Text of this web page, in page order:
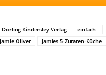
Dorling Kindersley Verlag einfach
Jamie Oliver Jamies 5-Zutaten-Küche